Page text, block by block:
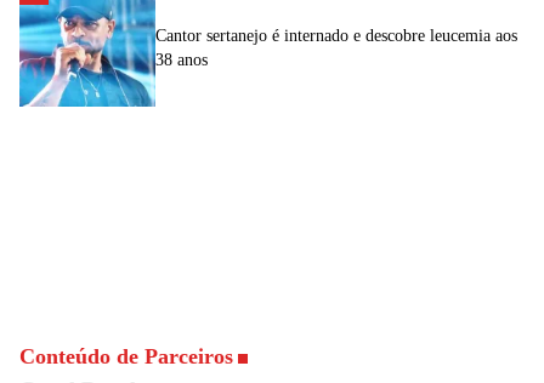
Cantor sertanejo é internado e descobre leucemia aos
38 anos
Conteúdo de Parceiros